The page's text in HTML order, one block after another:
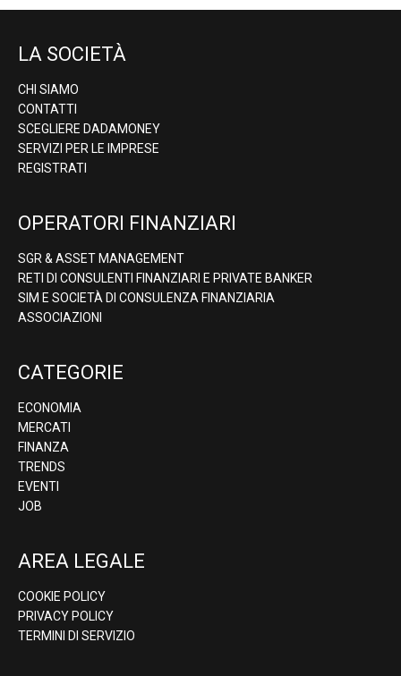
LA SOCIETÀ
CHI SIAMO
CONTATTI
SCEGLIERE DADAMONEY
SERVIZI PER LE IMPRESE
REGISTRATI
OPERATORI FINANZIARI
SGR & ASSET MANAGEMENT
RETI DI CONSULENTI FINANZIARI E PRIVATE BANKER
SIM E SOCIETÀ DI CONSULENZA FINANZIARIA
ASSOCIAZIONI
CATEGORIE
ECONOMIA
MERCATI
FINANZA
TRENDS
EVENTI
JOB
AREA LEGALE
COOKIE POLICY
PRIVACY POLICY
TERMINI DI SERVIZIO